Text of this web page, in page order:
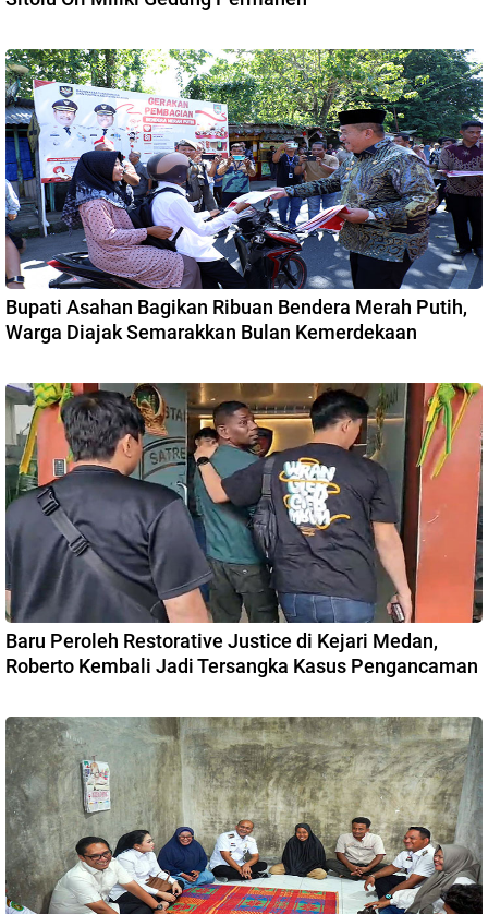
Bupati Asahan Bagikan Ribuan Bendera Merah Putih,
Warga Diajak Semarakkan Bulan Kemerdekaan
Baru Peroleh Restorative Justice di Kejari Medan,
Roberto Kembali Jadi Tersangka Kasus Pengancaman